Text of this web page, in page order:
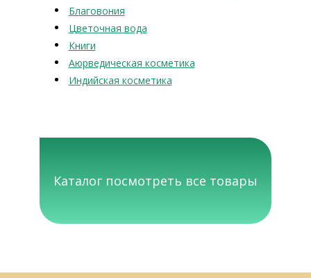
Благовония
Цветочная вода
Книги
Аюрведическая косметика
Индийская косметика
Каталог посмотреть все товары